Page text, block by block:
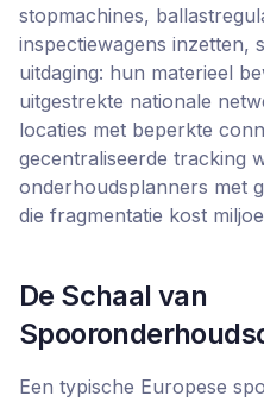
stopmachines,
inspectiewagens inzetten,
uitdaging: hun materieel
uitgestrekte nationale
locaties met beperkte
gecentraliseerde tracking
onderhoudsplanners met
die fragmentatie kost
De Schaal van
Een typische Europese